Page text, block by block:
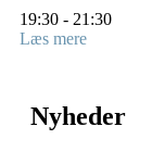
19:30 - 21:30
Læs mere
Nyheder